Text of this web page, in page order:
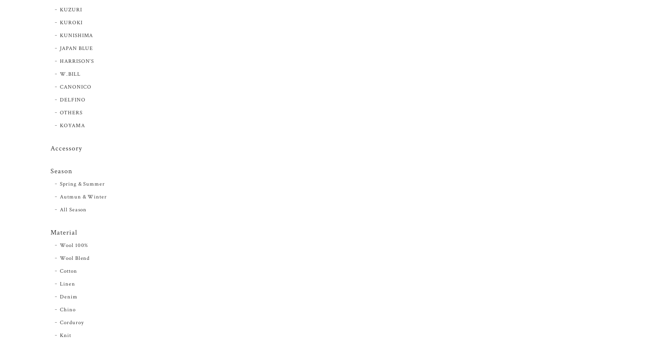
KUZURI
KUROKI
KUNISHIMA
JAPAN BLUE
HARRISON’S
W.BILL
CANONICO
DELFINO
OTHERS
KOYAMA
Accessory
Season
Spring & Summer
Autmun & Winter
All Season
Material
Wool 100%
Wool Blend
Cotton
Linen
Denim
Chino
Corduroy
Knit